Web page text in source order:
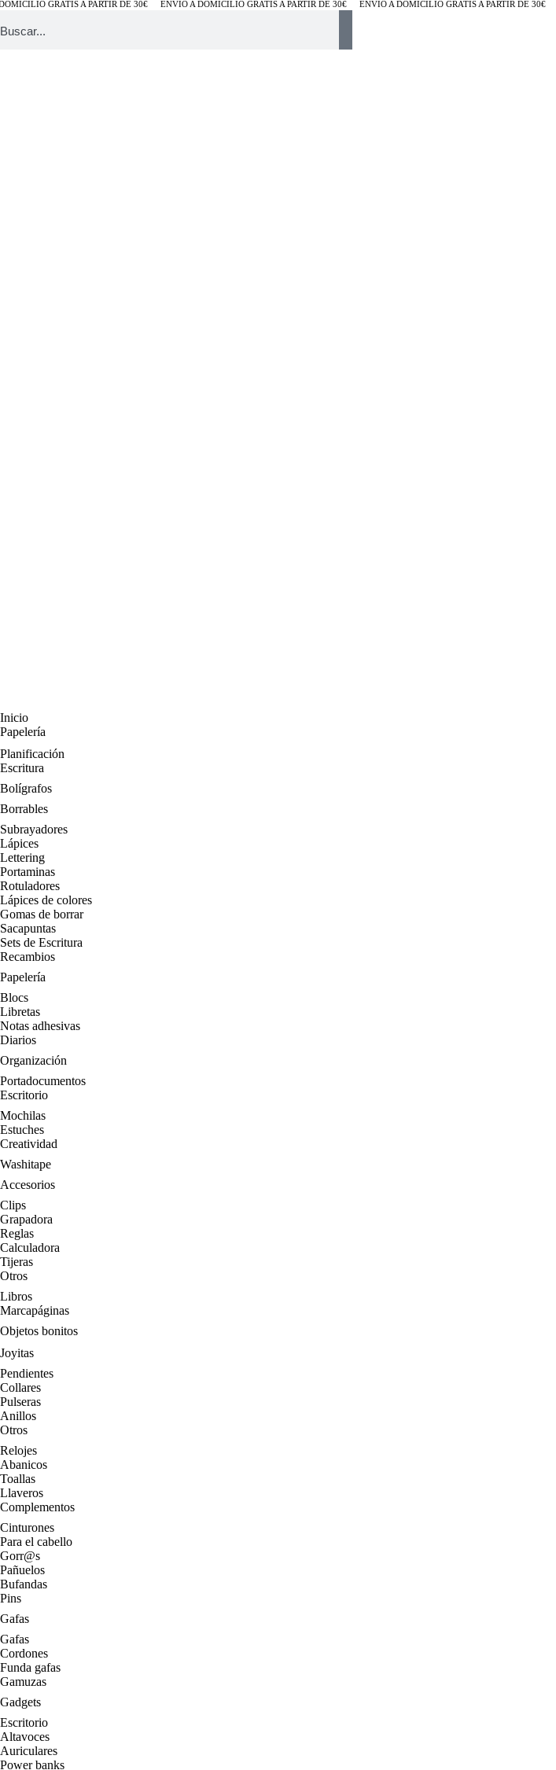
GRATIS A PARTIR DE 30€ ENVÍO A DOMICILIO GRATIS A PARTIR DE 30€ ENVÍO A DOMICILIO GRATIS A PARTIR DE 30€
Inicio
Papelería
Planificación
Escritura
Bolígrafos
Borrables
Subrayadores
Lápices
Lettering
Portaminas
Rotuladores
Lápices de colores
Gomas de borrar
Sacapuntas
Sets de Escritura
Recambios
Papelería
Blocs
Libretas
Notas adhesivas
Diarios
Organización
Portadocumentos
Escritorio
Mochilas
Estuches
Creatividad
Washitape
Accesorios
Clips
Grapadora
Reglas
Calculadora
Tijeras
Otros
Libros
Marcapáginas
Objetos bonitos
Joyitas
Pendientes
Collares
Pulseras
Anillos
Otros
Relojes
Abanicos
Toallas
Llaveros
Complementos
Cinturones
Para el cabello
Gorr@s
Pañuelos
Bufandas
Pins
Gafas
Gafas
Cordones
Funda gafas
Gamuzas
Gadgets
Escritorio
Altavoces
Auriculares
Power banks